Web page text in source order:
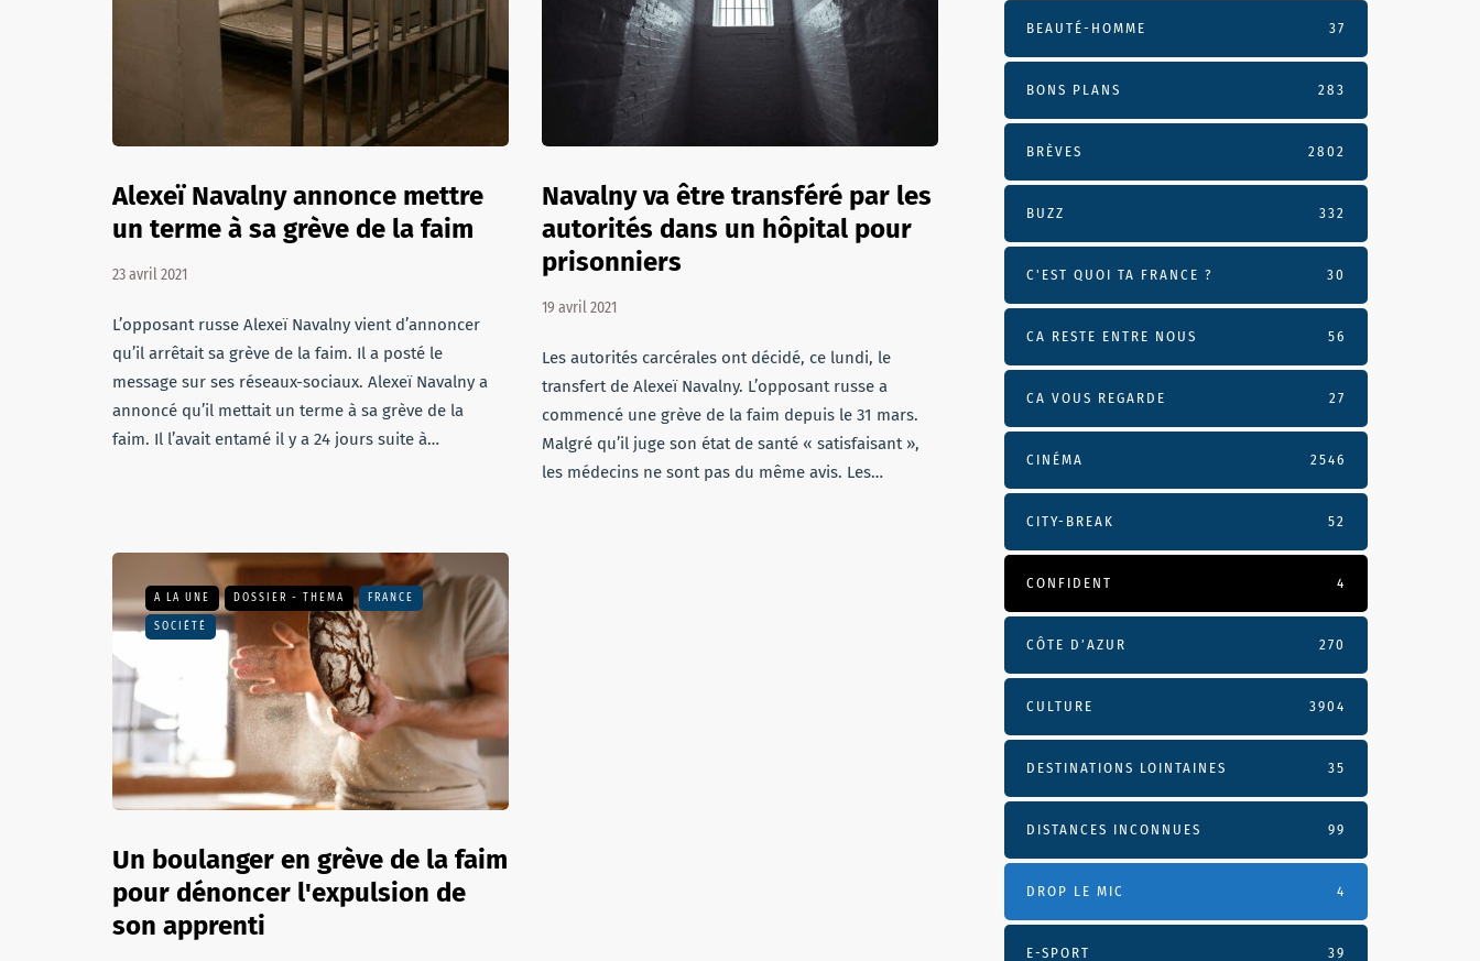
Alexeï Navalny annonce mettre
un terme à sa grève de la faim
23 avril 2021
L’opposant russe Alexeï Navalny vient d’annoncer
qu’il arrêtait sa grève de la faim. Il a posté le
message sur ses réseaux-sociaux. Alexeï Navalny a
annoncé qu’il mettait un terme à sa grève de la
faim. Il l’avait entamé il y a 24 jours suite à…
Navalny va être transféré par les
autorités dans un hôpital pour
prisonniers
19 avril 2021
Les autorités carcérales ont décidé, ce lundi, le
transfert de Alexeï Navalny. L’opposant russe a
commencé une grève de la faim depuis le 31 mars.
Malgré qu’il juge son état de santé « satisfaisant »,
les médecins ne sont pas du même avis. Les…
A LA UNE DOSSIER - THEMA FRANCE
SOCIÉTÉ
Un boulanger en grève de la faim
pour dénoncer l'expulsion de
son apprenti
BEAUTÉ-HOMME 37
BONS PLANS 283
BRÈVES 2802
BUZZ 332
C'EST QUOI TA FRANCE ? 30
CA RESTE ENTRE NOUS 56
CA VOUS REGARDE 27
CINÉMA 2546
CITY-BREAK 52
CONFIDENT 4
CÔTE D’AZUR 270
CULTURE 3904
DESTINATIONS LOINTAINES 35
DISTANCES INCONNUES 99
DROP LE MIC 4
E-SPORT 39